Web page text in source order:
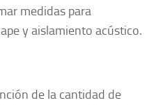
medidas para
y aislamiento acústico.
de la cantidad de